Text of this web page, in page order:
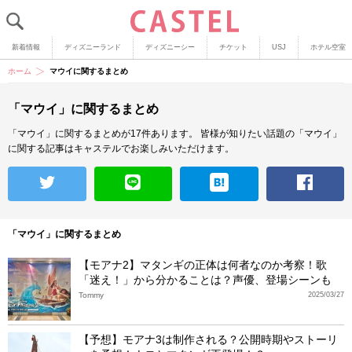
新着情報 ディズニーランド ディズニーシー チケット USJ ホテル空室
ホーム マウイに関するまとめ
「マウイ」に関するまとめ
「マウイ」に関するまとめが17件あります。
皆様が知りたい話題の「マウイ」
に関する記事はキャステルでお楽しみいただけます。
「マウイ」に関するまとめ
【モアナ2】マタンギの正体は何者なのか考察！歌
「迷え！」から分かることは？声優、登場シーンも
2025/03/27
Tommy
【予想】モアナ3は制作される？公開時期やストーリ